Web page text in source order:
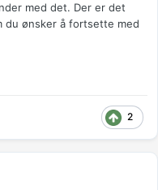
med det. Der er det
du ønsker å fortsette med
2